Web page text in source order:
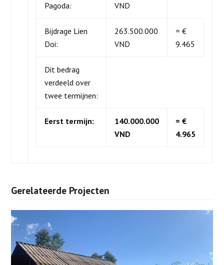
Pagoda:
VND
Bijdrage Lien
Doi:
263.500.000
VND
= €
9.465
Dit bedrag
verdeeld over
twee termijnen:
Eerst termijn:
140.000.000
VND
= €
4.965
Gerelateerde Projecten